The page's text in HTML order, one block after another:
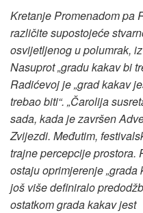
Kretanje Promenadom pa
različite supostojeće
osvijetljenog u polumrak,
Nasuprot „gradu kakav bi
Radićevoj je „grad kakav
trebao biti“. „Čarolija
sada, kada je završen
Zvijezdi. Međutim,
trajne percepcije prostora.
ostaju oprimjerenje „grada
još više definiralo
ostatkom grada kakav jest